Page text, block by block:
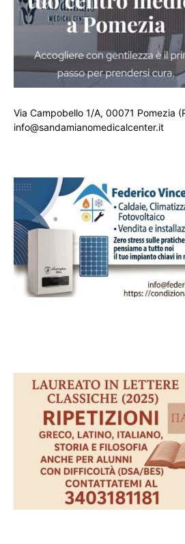
Via Campobello 1/A, 00071 Pomezia
info@sandamianomedicalcenter.it